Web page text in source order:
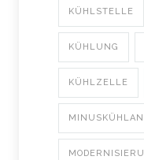
KÜHLSTELLE
KÜHLUNG
KÜHLZELLE